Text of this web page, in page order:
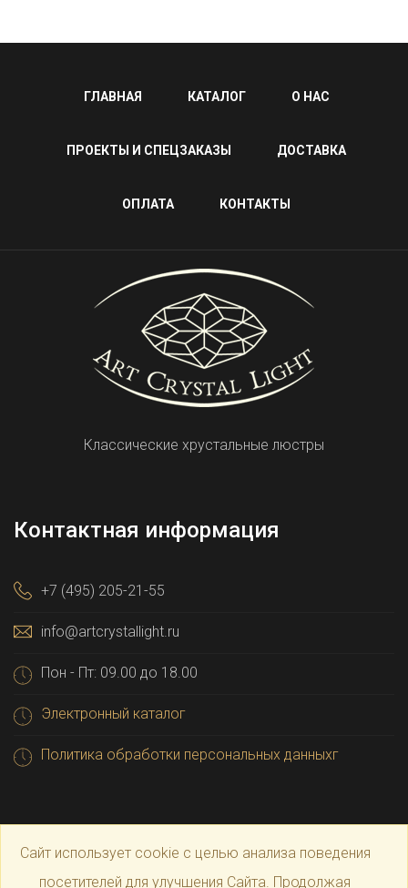
ГЛАВНАЯ КАТАЛОГ О НАС
ПРОЕКТЫ И СПЕЦЗАКАЗЫ ДОСТАВКА
ОПЛАТА КОНТАКТЫ
Классические хрустальные люстры
Контактная информация
+7 (495) 205-21-55
info@artcrystallight.ru
Пон - Пт: 09.00 до 18.00
Электронный каталог
Политика обработки персональных данныхг
Сайт использует cookie с целью анализа поведения
посетителей для улучшения Сайта. Продолжая